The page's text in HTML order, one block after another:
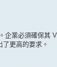
業必須確保其
更高的要求。